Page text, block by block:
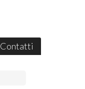
Contatti